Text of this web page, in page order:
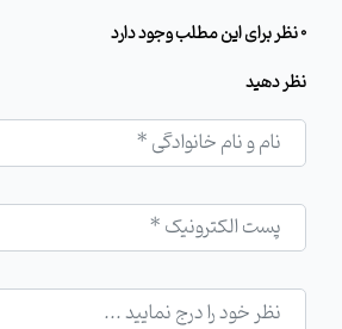
0 نظر برای این مطلب وجود دارد
نظر دهید